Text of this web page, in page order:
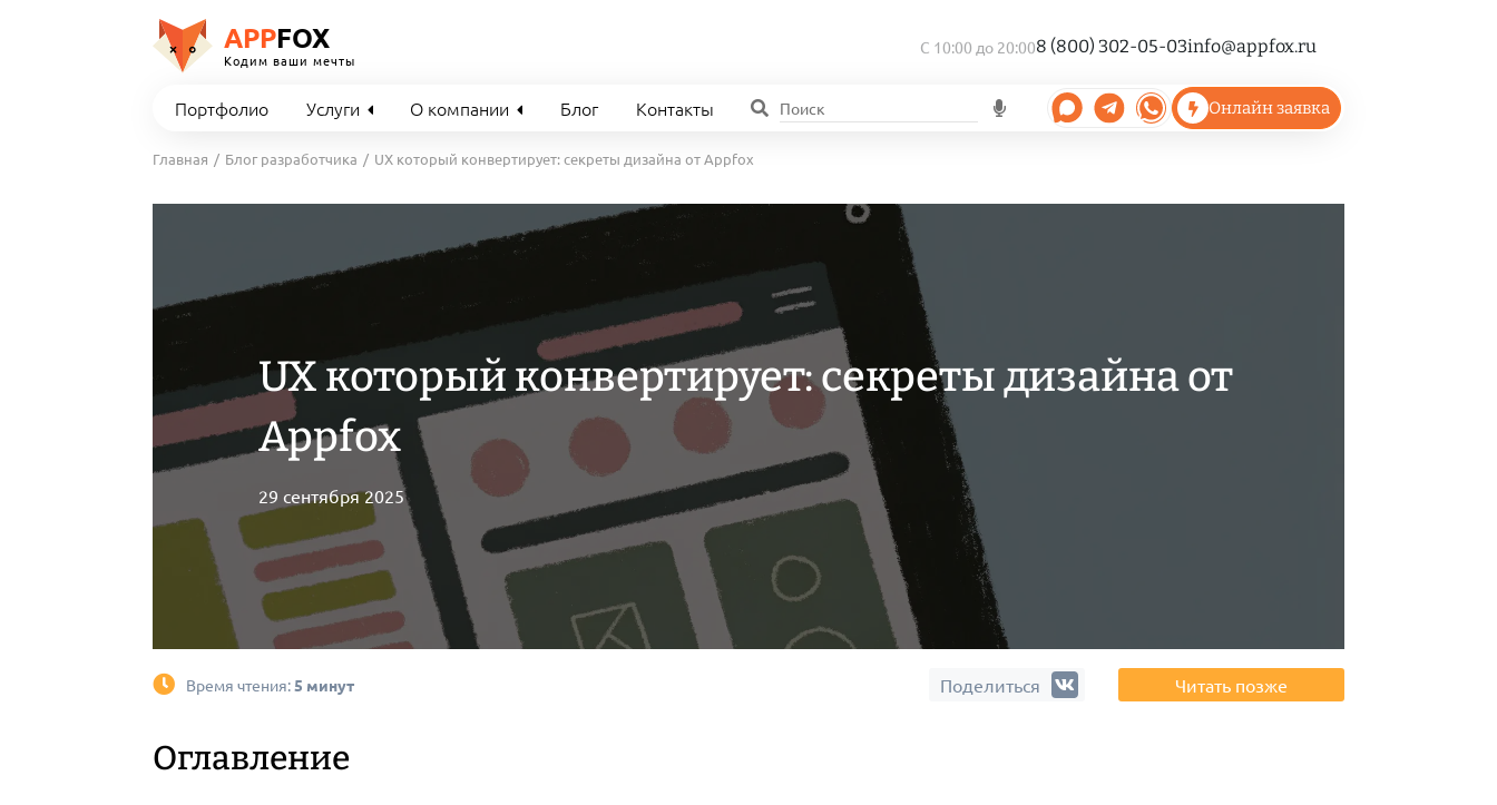
APPFOX
Кодим ваши мечты
С 10:00 до 20:008 (800) 302-05-03info@appfox.ru
Портфолио Услуги О компании Блог Контакты Онлайн заявка
Главная Блог разработчика UX который конвертирует: секреты дизайна от Appfox
UX который конвертирует: секреты дизайна от
Appfox
29 сентября 2025
Время чтения:5 минут Поделиться Читать позже
Оглавление